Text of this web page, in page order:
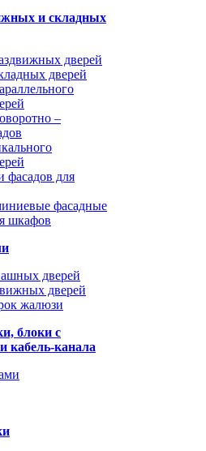
и складных
дверей
дверей
–
фасадов для
фасадные
шкафов
дверей
дверей
жалюзи
блоки с
кабель-канала